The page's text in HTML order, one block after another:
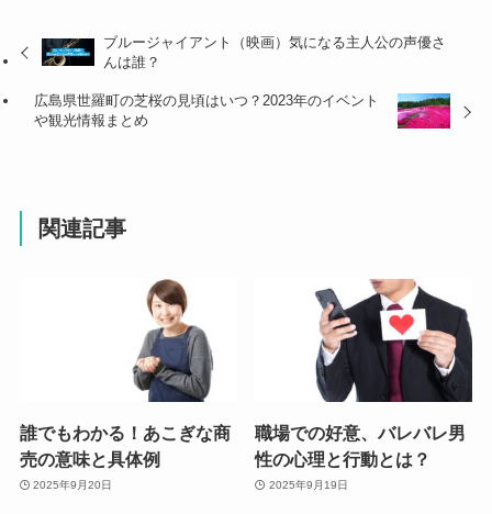
ブルージャイアント（映画）気になる主人公の声優さ
んは誰？
広島県世羅町の芝桜の見頃はいつ？2023年のイベント
や観光情報まとめ
関連記事
誰でもわかる！あこぎな商
売の意味と具体例
2025年9月20日
職場での好意、バレバレ男
性の心理と行動とは？
2025年9月19日